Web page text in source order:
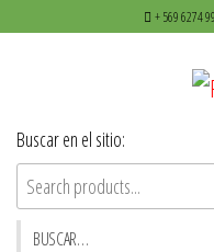
+ 569 6274
PortalCasas
Buscar en el sitio:
BUSCAR…